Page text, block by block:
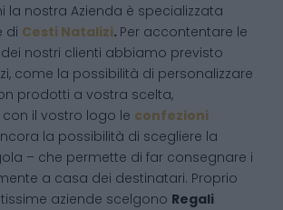
la nostra Azienda è specializzata
di Cesti Natalizi. Per accontentare le
nostri clienti abbiamo previsto
come la possibilità di personalizzare
prodotti a vostra scelta,
il vostro logo le confezioni
la possibilità di scegliere la
– che permette di far consegnare i
a casa dei destinatari. Proprio
aziende scelgono Regali